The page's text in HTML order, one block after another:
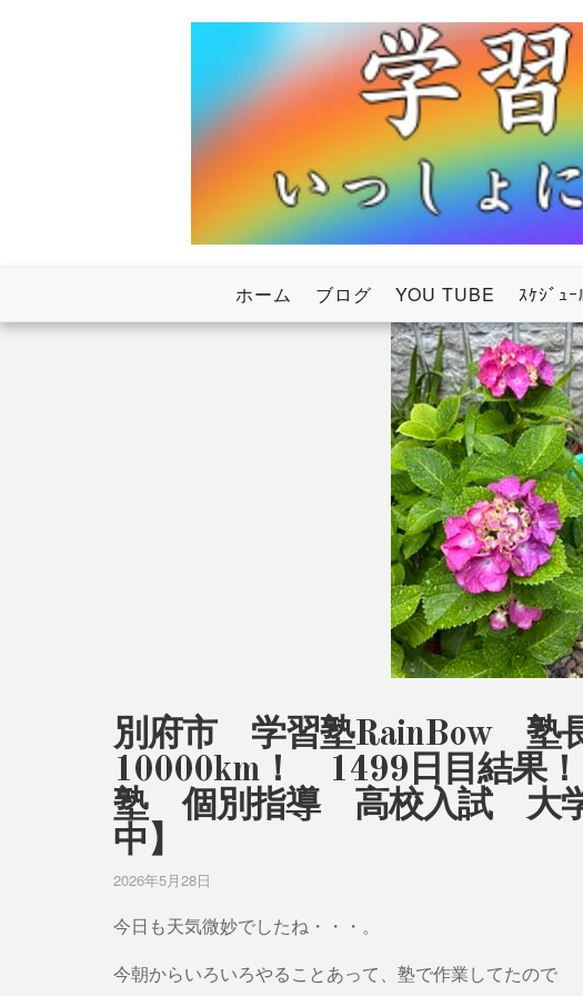
学習塾
ホーム ブログ YOU TUBE ｽｹｼﾞｭｰ
別府市 学習塾RainBow 塾
10000km！ 1499日目結
塾 個別指導 高校入試 大
中】
2026年5月28日
今日も天気微妙でしたね・・・。
今朝からいろいろやることあって、塾で作業してたので